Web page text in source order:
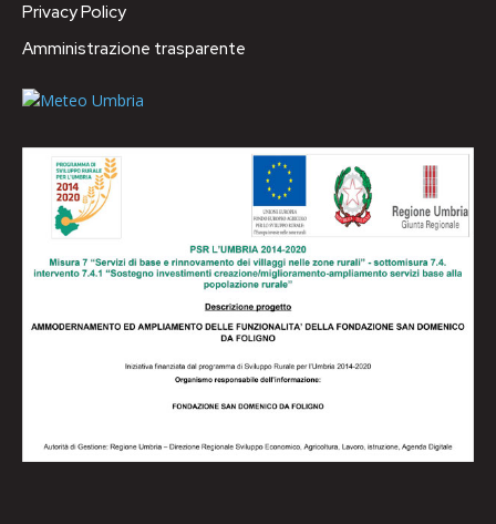
Privacy Policy
Amministrazione trasparente